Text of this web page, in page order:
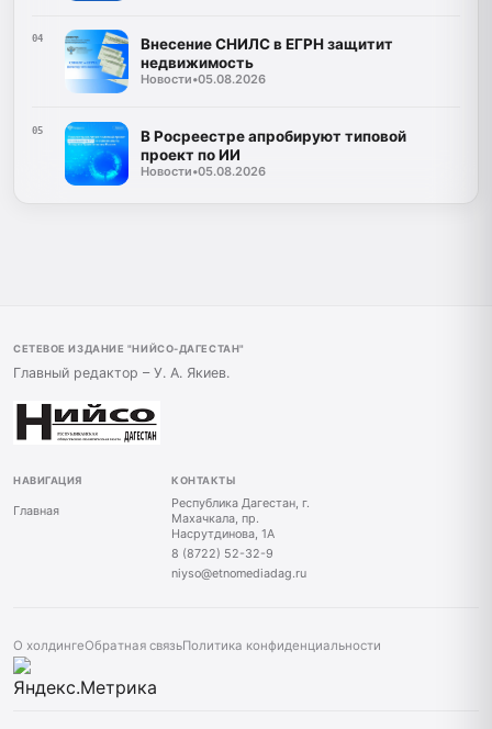
04
Внесение СНИЛС в ЕГРН защитит
недвижимость
Новости•05.08.2026
05
В Росреестре апробируют типовой
проект по ИИ
Новости•05.08.2026
СЕТЕВОЕ ИЗДАНИЕ "НИЙСО-ДАГЕСТАН"
Главный редактор – У. А. Якиев.
НАВИГАЦИЯ
Главная
КОНТАКТЫ
Республика Дагестан, г.
Махачкала, пр.
Насрутдинова, 1А
8 (8722) 52-32-9
niyso@etnomediadag.ru
О холдингеОбратная связьПолитика конфиденциальности